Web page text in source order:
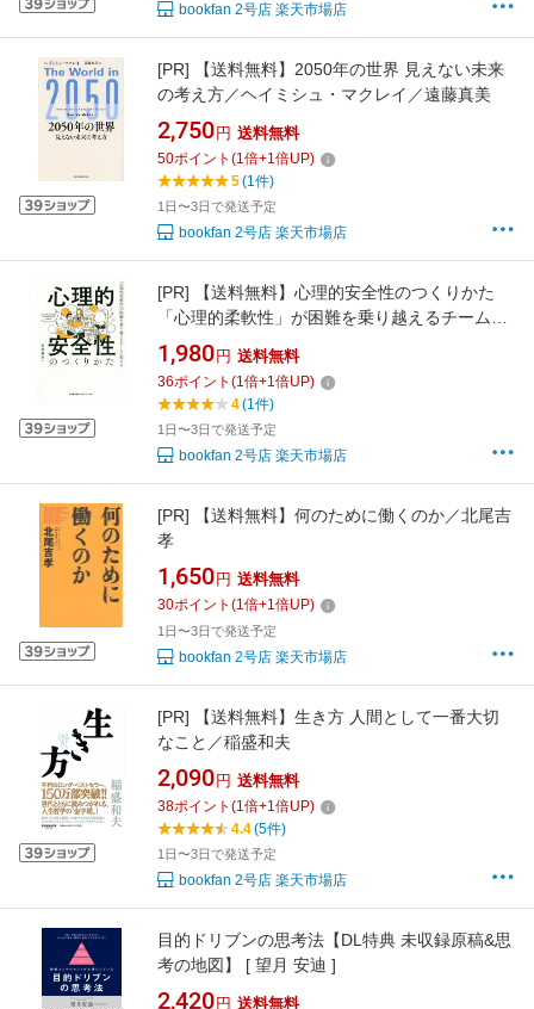
bookfan 2号店 楽天市場店
[PR]
【送料無料】2050年の世界 見えない未来
の考え方／ヘイミシュ・マクレイ／遠藤真美
2,750 円 送料無料
50ポイント (1倍+1倍UP)
5(1件)
1日〜3日で発送予定
bookfan 2号店 楽天市場店
[PR]
【送料無料】心理的安全性のつくりかた
「心理的柔軟性」が困難を乗り越えるチームに
変える／石井遼介
1,980 円 送料無料
36ポイント (1倍+1倍UP)
4(1件)
1日〜3日で発送予定
bookfan 2号店 楽天市場店
[PR]
【送料無料】何のために働くのか／北尾吉
孝
1,650 円 送料無料
30ポイント (1倍+1倍UP)
1日〜3日で発送予定
bookfan 2号店 楽天市場店
[PR]
【送料無料】生き方 人間として一番大切
なこと／稲盛和夫
2,090 円 送料無料
38ポイント (1倍+1倍UP)
4.4(5件)
1日〜3日で発送予定
bookfan 2号店 楽天市場店
目的ドリブンの思考法【DL特典 未収録原稿&思
考の地図】 [ 望月 安迪 ]
2,420 円 送料無料